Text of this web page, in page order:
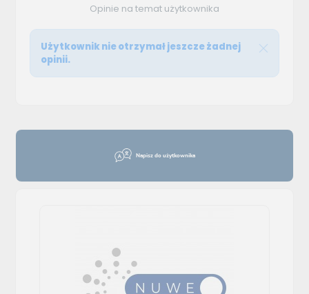
Napisz do użytkownika
Opinie na temat użytkownika
Użytkownik nie otrzymał jeszcze żadnej
opinii.